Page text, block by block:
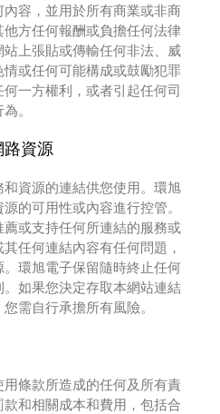
容，並用於所有商業或非商
方任何報酬或負擔任何法律
上張貼或傳輸任何非法、威
或任何可能構成或鼓勵犯罪
一方權利，或者引起任何司
。
路資源
資源的連結供您使用。環旭
的可用性或內容進行控管。
或支持任何所連結的服務或
任何連結內容有任何問題，
環旭電子保留隨時終止任何
如果您決定存取本網站連結
需自行承擔所有風險。
條款所造成的任何及所有責
和相關成本和費用，包括合